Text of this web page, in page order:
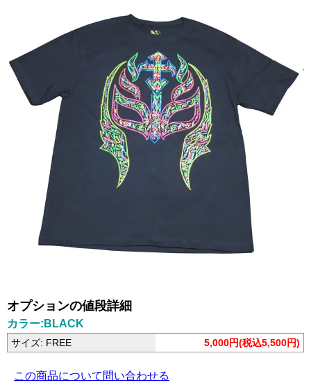
オプションの値段詳細
カラー:BLACK
サイズ: FREE 5,000円(税込5,500円)
この商品について問い合わせる